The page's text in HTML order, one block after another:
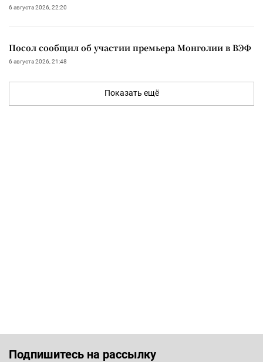
6 августа 2026, 22:20
Посол сообщил об участии премьера Монголии в ВЭФ
6 августа 2026, 21:48
Показать ещё
Подпишитесь на рассылку